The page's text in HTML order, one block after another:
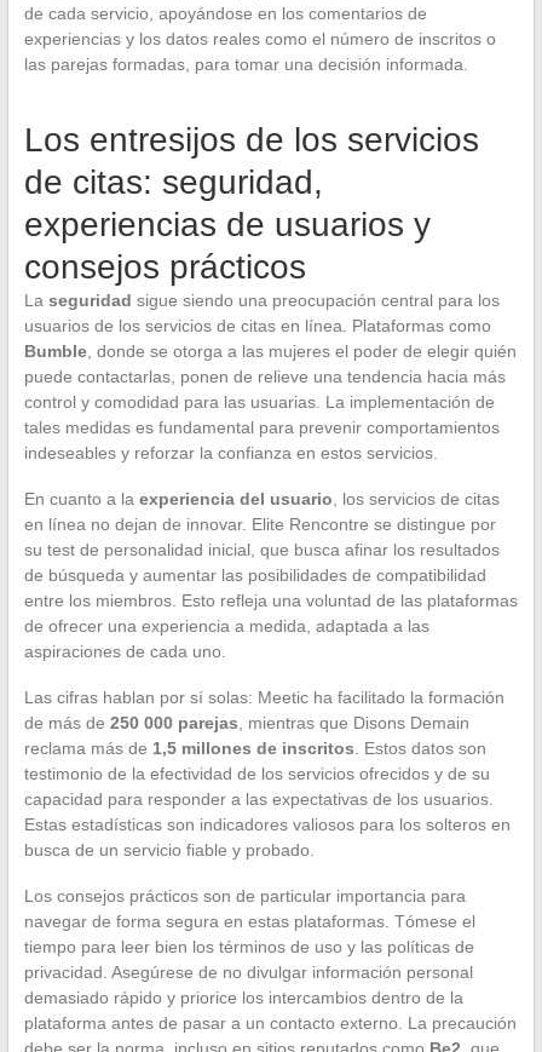
de cada servicio, apoyándose en los comentarios de
experiencias y los datos reales como el número de inscritos o
las parejas formadas, para tomar una decisión informada.
Los entresijos de los servicios
de citas: seguridad,
experiencias de usuarios y
consejos prácticos
La seguridad sigue siendo una preocupación central para los
usuarios de los servicios de citas en línea. Plataformas como
Bumble, donde se otorga a las mujeres el poder de elegir quién
puede contactarlas, ponen de relieve una tendencia hacia más
control y comodidad para las usuarias. La implementación de
tales medidas es fundamental para prevenir comportamientos
indeseables y reforzar la confianza en estos servicios.
En cuanto a la experiencia del usuario , los servicios de citas
en línea no dejan de innovar. Elite Rencontre se distingue por
su test de personalidad inicial, que busca afinar los resultados
de búsqueda y aumentar las posibilidades de compatibilidad
entre los miembros. Esto refleja una voluntad de las plataformas
de ofrecer una experiencia a medida, adaptada a las
aspiraciones de cada uno.
Las cifras hablan por sí solas: Meetic ha facilitado la formación
de más de 250 000 parejas , mientras que Disons Demain
reclama más de 1,5 millones de inscritos . Estos datos son
testimonio de la efectividad de los servicios ofrecidos y de su
capacidad para responder a las expectativas de los usuarios.
Estas estadísticas son indicadores valiosos para los solteros en
busca de un servicio fiable y probado.
Los consejos prácticos son de particular importancia para
navegar de forma segura en estas plataformas. Tómese el
tiempo para leer bien los términos de uso y las políticas de
privacidad. Asegúrese de no divulgar información personal
demasiado rápido y priorice los intercambios dentro de la
plataforma antes de pasar a un contacto externo. La precaución